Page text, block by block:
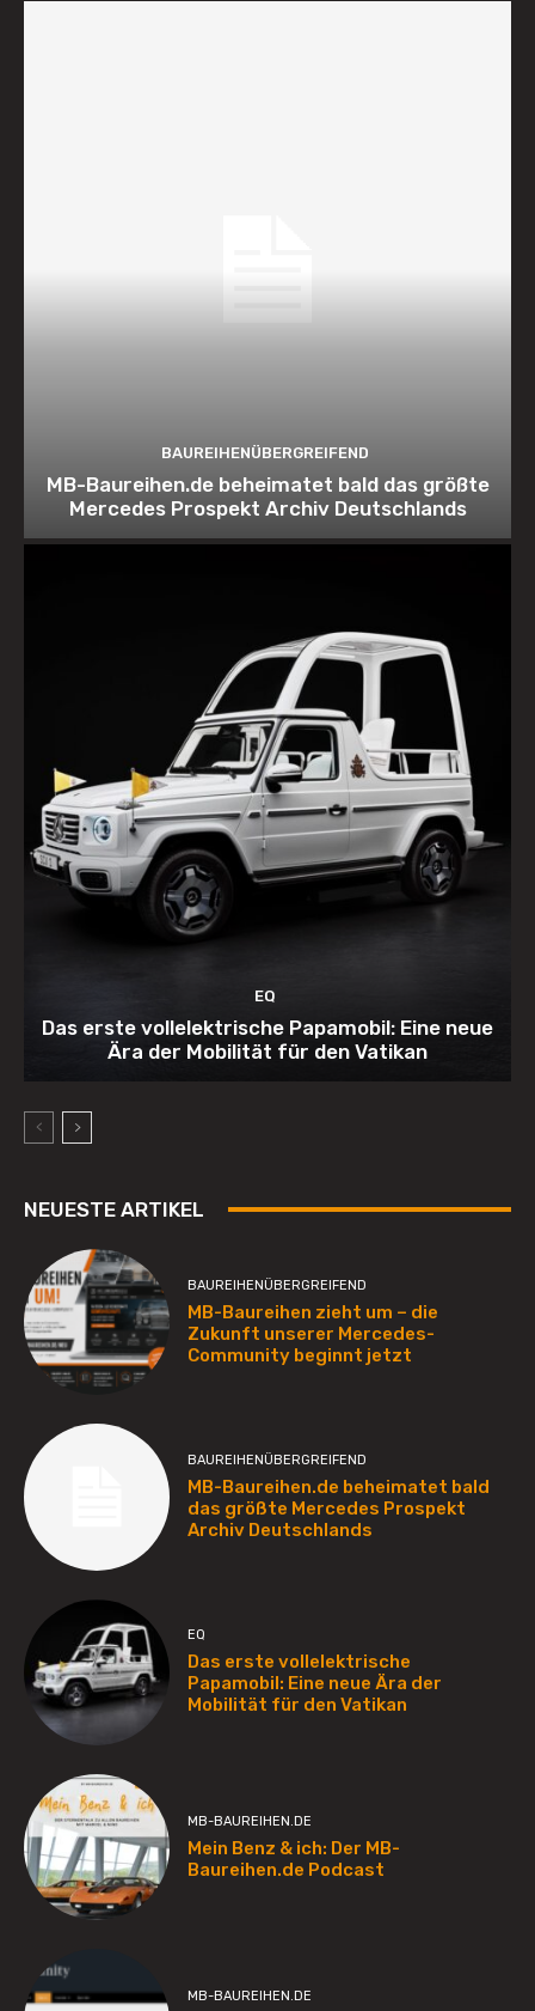
BAUREIHENÜBERGREIFEND
MB-Baureihen.de beheimatet bald das größte
Mercedes Prospekt Archiv Deutschlands
EQ
Das erste vollelektrische Papamobil: Eine neue
Ära der Mobilität für den Vatikan
NEUESTE ARTIKEL
BAUREIHENÜBERGREIFEND
MB-Baureihen zieht um – die
Zukunft unserer Mercedes-
Community beginnt jetzt
BAUREIHENÜBERGREIFEND
MB-Baureihen.de beheimatet bald
das größte Mercedes Prospekt
Archiv Deutschlands
EQ
Das erste vollelektrische
Papamobil: Eine neue Ära der
Mobilität für den Vatikan
MB-BAUREIHEN.DE
Mein Benz & ich: Der MB-
Baureihen.de Podcast
MB-BAUREIHEN.DE